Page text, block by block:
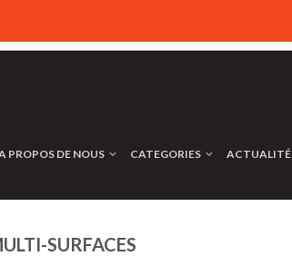
PROPOS DE NOUS CATEGORIES ACTUALITÉ
SURFACES